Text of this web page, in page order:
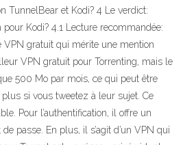
TunnelBear et Kodi? 4 Le verdict:
Kodi? 4.1 Lecture recommandée:
VPN gratuit qui mérite une mention
VPN gratuit pour Torrenting, mais le
500 Mo par mois, ce qui peut être
si vous tweetez à leur sujet. Ce
Pour l’authentification, il offre un
passe. En plus, il s’agit d’un VPN qui